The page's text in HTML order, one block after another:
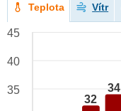
Teplota Vítr
32
34
45
40
35